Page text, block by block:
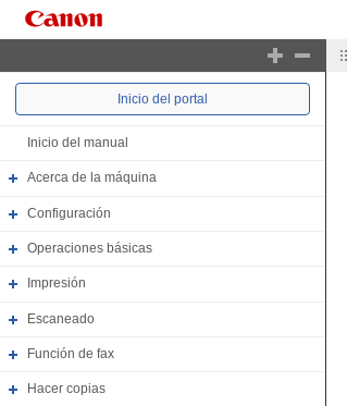
Inicio del portal
Inicio del manual
Acerca de la máquina
Configuración
Operaciones básicas
Impresión
Escaneado
Función de fax
Hacer copias